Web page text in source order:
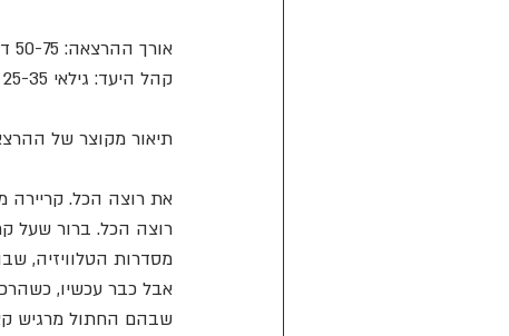
אורך ההרצאה: 50-75 ד
קהל היעד: גילאי 25-35
תיאור מקוצר של
את רוצה הכל. קריירה
רוצה הכל. ברור שעל
מסדרות הטלוויזיה,
אבל כבר עכשיו,
שבהם החתול מרגיש